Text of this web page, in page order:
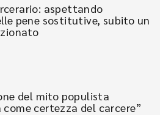
aspettando
pene sostitutive, subito un
del mito populista
certezza del carcere”